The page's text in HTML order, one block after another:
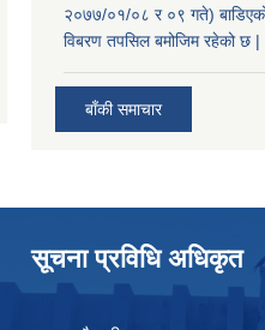
२०७७/०१/०८ र ०९ गते)
विबरण तपसिल बमोजिम रहेको छ |
बाँकी समाचार
सूचना प्रविधि अधिकृत